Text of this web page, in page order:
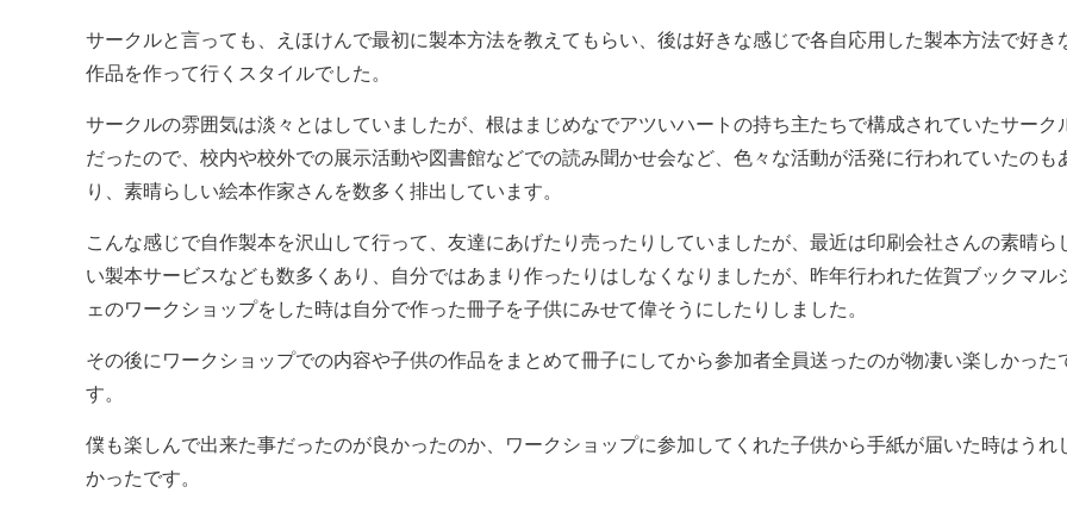
サークルと言っても、えほけんで最初に製本方法を教えてもらい、後は好きな感じで各自応用した製本方法で好き
作品を作って行くスタイルでした。
サークルの雰囲気は淡々とはしていましたが、根はまじめなでアツいハートの持ち主たちで構成されていたサーク
だったので、校内や校外での展示活動や図書館などでの読み聞かせ会など、色々な活動が活発に行われていたのも
り、素晴らしい絵本作家さんを数多く排出しています。
こんな感じで自作製本を沢山して行って、友達にあげたり売ったりしていましたが、最近は印刷会社さんの素晴ら
い製本サービスなども数多くあり、自分ではあまり作ったりはしなくなりましたが、昨年行われた佐賀ブックマル
ェのワークショップをした時は自分で作った冊子を子供にみせて偉そうにしたりしました。
その後にワークショップでの内容や子供の作品をまとめて冊子にしてから参加者全員送ったのが物凄い楽しかった
す。
僕も楽しんで出来た事だったのが良かったのか、ワークショップに参加してくれた子供から手紙が届いた時はうれ
かったです。